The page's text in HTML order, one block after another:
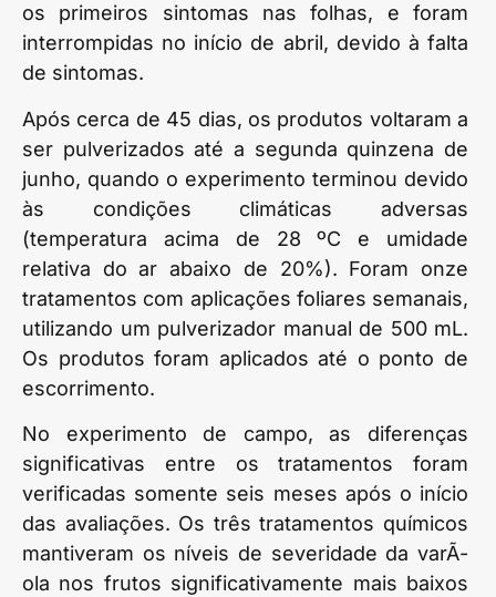
os primeiros sintomas nas folhas, e foram
interrompidas no início de abril, devido à falta
de sintomas.
Após cerca de 45 dias, os produtos voltaram a
ser pulverizados até a segunda quinzena de
junho, quando o experimento terminou devido
às condições climáticas adversas
(temperatura acima de 28 ºC e umidade
relativa do ar abaixo de 20%). Foram onze
tratamentos com aplicações foliares semanais,
utilizando um pulverizador manual de 500 mL.
Os produtos foram aplicados até o ponto de
escorrimento.
No experimento de campo, as diferenças
significativas entre os tratamentos foram
verificadas somente seis meses após o início
das avaliações. Os três tratamentos químicos
mantiveram os níveis de severidade da varÃ­
ola nos frutos significativamente mais baixos